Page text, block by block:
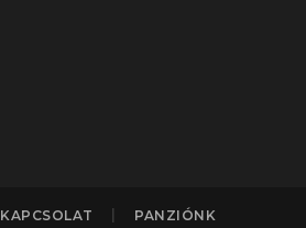
KAPCSOLAT PANZIÓNK